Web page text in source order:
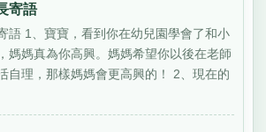
寄語
語 1、寶寶，看到你在幼兒園學會了和小
媽媽真為你高興。媽媽希望你以後在老師
自理，那樣媽媽會更高興的！ 2、現在的